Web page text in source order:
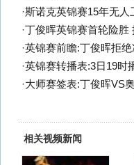
·斯诺克英锦赛15年无人
·丁俊晖英锦赛首轮险胜
·英锦赛前瞻:丁俊晖拒
·英锦赛转播表:3日19时
·大师赛签表:丁俊晖VS
相关视频新闻